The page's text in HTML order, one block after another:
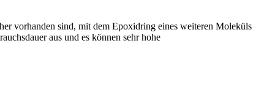
vorhanden sind, mit dem Epoxidring eines weiteren Moleküls
aus und es können sehr hohe